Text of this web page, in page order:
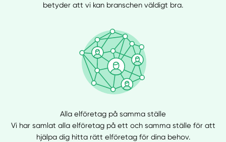
betyder att vi kan branschen väldigt bra.
Alla elföretag på samma ställe
Vi har samlat alla elföretag på ett och samma ställe för att
hjälpa dig hitta rätt elföretag för dina behov.